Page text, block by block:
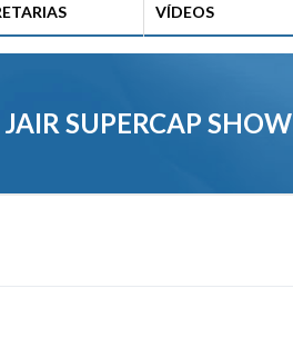
VÍDEOS
SUPERCAP SHOW